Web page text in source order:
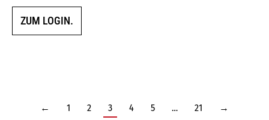
ZUM LOGIN.
← 1 2 3 4 5 … 21 →